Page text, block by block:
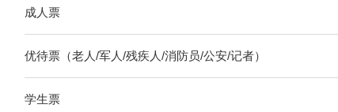
成人票
优待票（老人/军人/残疾人/消防员/公安/记者）
学生票